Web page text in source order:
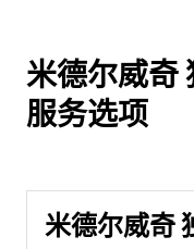
米德尔威奇
服务选项
米德尔威奇